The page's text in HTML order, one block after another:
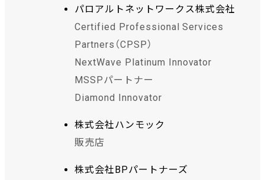
パロアルトネットワークス株式会社
Certified Professional Services
Partners（CPSP）
NextWave Platinum Innovator
MSSPパートナー
Diamond Innovator
株式会社ハンモック
販売店
株式会社BPパートナーズ